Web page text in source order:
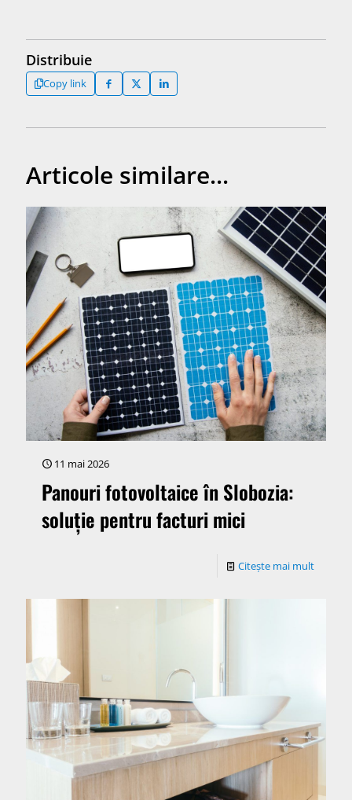
Distribuie
Copy link
Articole similare...
11 mai 2026
Panouri fotovoltaice în Slobozia:
soluție pentru facturi mici
Citește mai mult